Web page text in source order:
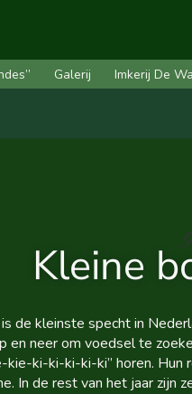
Galerij Imkerij De
Kleine
de kleinste specht in
en neer om voedsel te
kie-ki-ki-ki-ki-ki” horen.
In de rest van het jaar zijn